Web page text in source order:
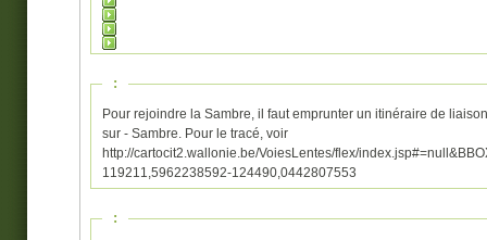
:
Pour rejoindre la Sambre, il faut emprunter un itinéraire de
sur - Sambre. Pour le tracé, voir
http://cartocit2.wallonie.be/VoiesLentes/flex/
119211,5962238592-124490,0442807553
: